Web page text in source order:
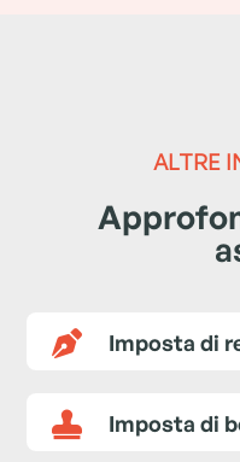
ALTRE
 Imposta di
 Imposta di